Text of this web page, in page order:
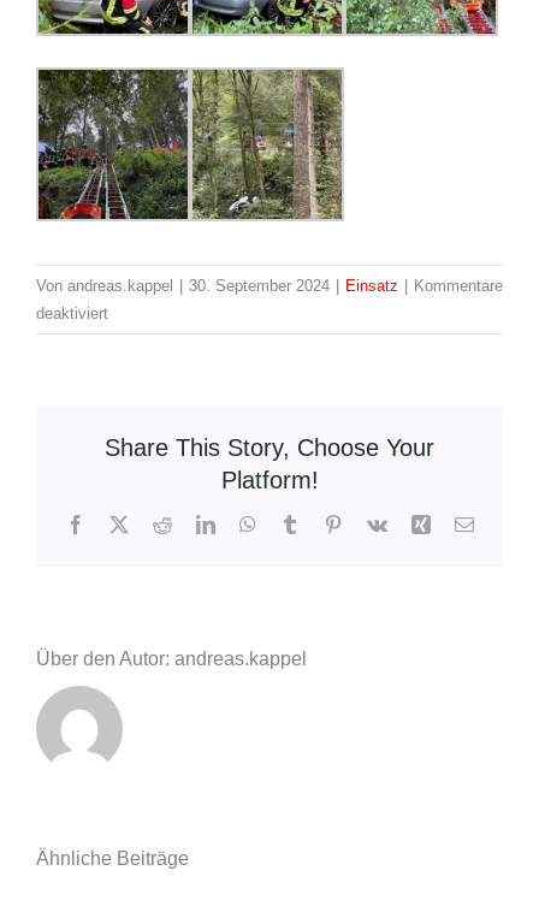
Von andreas.kappel 30. September 2024 Einsatz
Kommentare
deaktiviertfür
Einsatz:
Share This Story, Choose Your
Platform!
Facebook
X RedditLinkedInWhatsApp
TumblrPinterest
Vk Xing E-
Über den Autor: andreas.kappel
Ähnliche Beiträge